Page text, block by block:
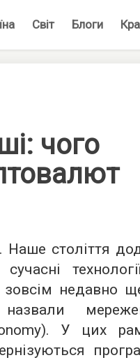
Світ Блоги
чого
. Наше століття
зовсім недавно
У цих